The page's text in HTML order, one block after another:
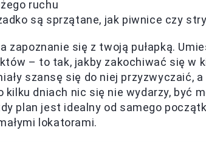
ruchu
są sprzątane, jak piwnice czy
zapoznanie się z twoją pułapką.
– to tak, jakby zakochiwać się w
szansę się do niej przyzwyczaić,
dniach nic się nie wydarzy, być
plan jest idealny od samego
lokatorami.